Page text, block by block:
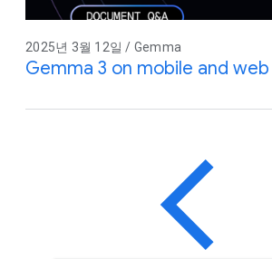
2025년 3월 12일 / Gemma
Gemma 3 on mobile and